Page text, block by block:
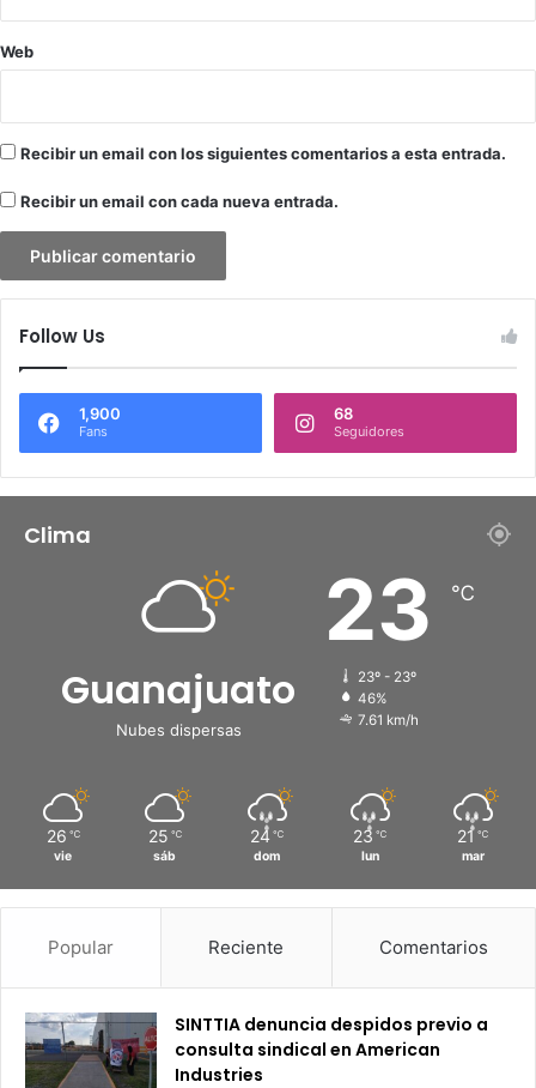
Web
Recibir un email con los siguientes comentarios a esta entrada.
Recibir un email con cada nueva entrada.
Follow Us
1,900
Fans
68
Seguidores
Clima
Guanajuato
Nubes dispersas
23 ℃
23º - 23º
46%
7.61 km/h
26 ℃
vie
25 ℃
sáb
24 ℃
dom
23 ℃
lun
21 ℃
mar
Popular Reciente Comentarios
SINTTIA denuncia despidos previo a
consulta sindical en American
Industries